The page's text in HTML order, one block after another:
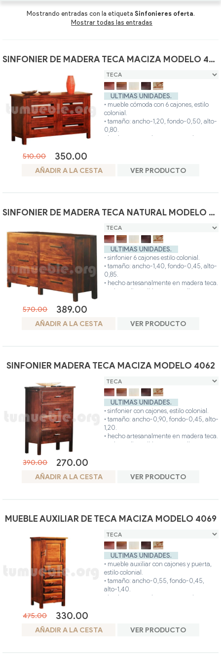
Mostrando entradas con la etiqueta Sinfonieres oferta.
Mostrar todas las entradas
SINFONIER DE MADERA TECA MACIZA MODELO 4013
510.00 350.00
ULTIMAS UNIDADES.
• mueble cómoda con 6 cajones, estilo
colonial.
• tamaño: ancho-1,20, fondo-0,50, alto-
0,80.
• hecho artesanalmente en madera teca.
AÑADIR A LA CESTA VER PRODUCTO
SINFONIER DE MADERA TECA NATURAL MODELO 4186
570.00 389.00
ULTIMAS UNIDADES.
• sinfonier 6 cajones estilo colonial.
• tamaño: ancho-1,40, fondo-0,45, alto-
0,85.
• hecho artesanalmente en madera teca.
• colores disponibles: teca, avellana,
AÑADIR A LA CESTA VER PRODUCTO
SINFONIER MADERA TECA MACIZA MODELO 4062
390.00 270.00
ULTIMAS UNIDADES.
• sinfonier con cajones, estilo colonial.
• tamaño: ancho-0,90, fondo-0,45, alto-
1,20.
• hecho artesanalmente en madera teca.
• colores disponibles: teca, avellana,
AÑADIR A LA CESTA VER PRODUCTO
MUEBLE AUXILIAR DE TECA MACIZA MODELO 4069
475.00 330.00
ULTIMAS UNIDADES.
• mueble auxiliar con cajones y puerta,
estilo colonial.
• tamaño: ancho-0,55, fondo-0,45,
alto-1,40.
• hecho artesanalmente en madera teca.
AÑADIR A LA CESTA VER PRODUCTO
Composiciones y Modulares
Recibidores
Auxiliares para comedor
Auxiliares para comedor oferta